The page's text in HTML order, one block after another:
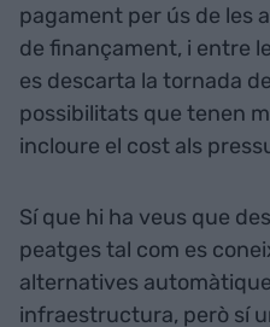
pagament per ús de les
de finançament, i entre
es descarta la tornada
possibilitats que tenen
incloure el cost als
Sí que hi ha veus que
peatges tal com es
alternatives
infraestructura, però sí